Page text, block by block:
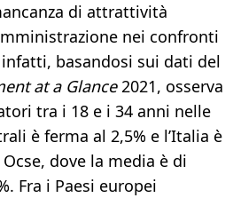
di attrattività
nei confronti
basandosi sui dati del
at a Glance2021, osserva
tra i 18 e i 34 anni nelle
è ferma al 2,5% e l’Italia è
dove la media è di
Fra i Paesi europei